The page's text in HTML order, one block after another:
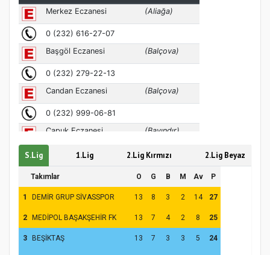
MÜFTÜ ABULSELAM ÖZDERE’YE ZİYARET
Hz. Peygamber ve Gençlik Konferansı
S.Lig 1.Lig 2.Lig Kırmızı 2.Lig Beyaz
Takımlar O G B M Av P
1 DEMİR GRUP SİVASSPOR 13 8 3 2 14 27
2 MEDİPOL BAŞAKŞEHİR FK 13 7 4 2 8 25
3 BEŞİKTAŞ 13 7 3 3 5 24